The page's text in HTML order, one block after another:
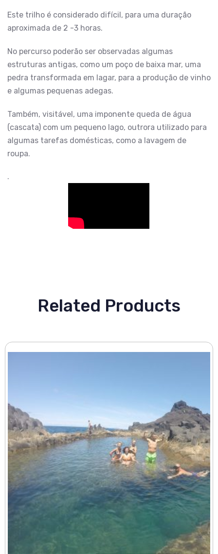
Este trilho é considerado difícil, para uma duração
aproximada de 2 -3 horas.
No percurso poderão ser observadas algumas
estruturas antigas, como um poço de baixa mar, uma
pedra transformada em lagar, para a produção de vinho
e algumas pequenas adegas.
Também, visitável, uma imponente queda de água
(cascata) com um pequeno lago, outrora utilizado para
algumas tarefas domésticas, como a lavagem de
roupa.
.
Related Products